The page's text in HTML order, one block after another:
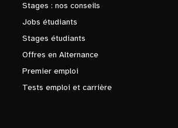
Stages : nos conseils
Jobs étudiants
Stages étudiants
Offres en Alternance
Premier emploi
Tests emploi et carrière